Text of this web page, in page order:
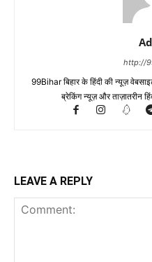
http://
99Bihar बिहार के हिंदी की न्यूज़
ब्रेकिंग न्यूज़ और ताज़ातरीन
LEAVE A REPLY